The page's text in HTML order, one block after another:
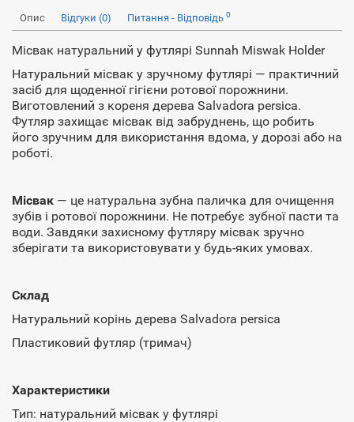
Опис Відгуки (0) Питання - Відповідь 0
Місвак натуральний у футлярі Sunnah Miswak Holder
Натуральний місвак у зручному футлярі — практичний
засіб для щоденної гігієни ротової порожнини.
Виготовлений з кореня дерева Salvadora persica.
Футляр захищає місвак від забруднень, що робить
його зручним для використання вдома, у дорозі або на
роботі.
Місвак — це натуральна зубна паличка для очищення
зубів і ротової порожнини. Не потребує зубної пасти та
води. Завдяки захисному футляру місвак зручно
зберігати та використовувати у будь-яких умовах.
Склад
Натуральний корінь дерева Salvadora persica
Пластиковий футляр (тримач)
Характеристики
Тип: натуральний місвак у футлярі